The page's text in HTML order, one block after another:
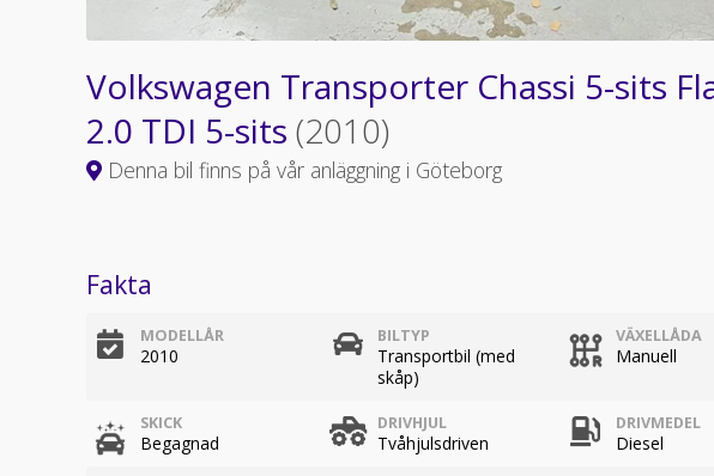
Volkswagen Transporter Chassi 5-sits
2.0 TDI 5-sits (2010)
Denna bil finns på vår anläggning i Göteborg
Fakta
MODELLÅR
2010
BILTYP
Transportbil (med
skåp)
VÄXELLÅDA
Manuell
SKICK
Begagnad
DRIVHJUL
Tvåhjulsdriven
DRIVMEDEL
Diesel